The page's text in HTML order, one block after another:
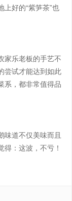
好的“紫笋茶”也
家乐老板的手艺不
尝试才能达到如此
系，都非常值得品
味道不仅美味而且
：这波，不亏！